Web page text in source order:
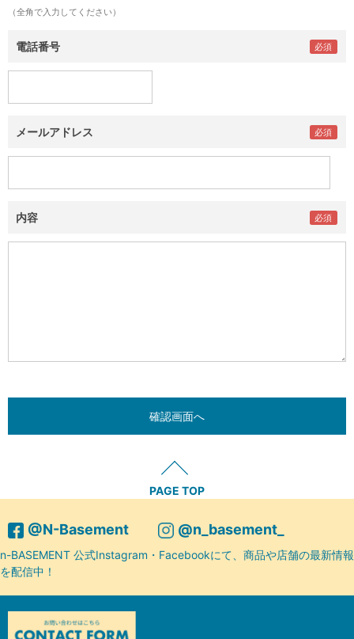
（全角で入力してください）
電話番号
メールアドレス
内容
PAGE TOP
@N-Basement @n_basement_
n-BASEMENT 公式Instagram・Facebookにて、商品や店舗の最新情報
を配信中！